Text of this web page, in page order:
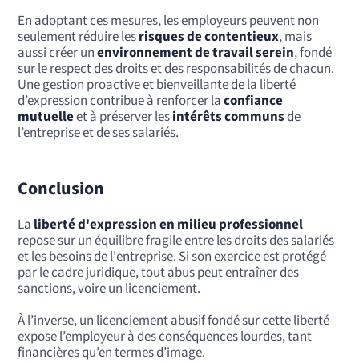
En adoptant ces mesures, les employeurs peuvent non
seulement réduire lesrisques de contentieux, mais
aussi créer unenvironnement de travail serein, fondé
sur le respect des droits et des responsabilités de chacun.
Une gestion proactive et bienveillante de la liberté
d’expression contribue à renforcer laconfiance
mutuelleet à préserver lesintérêts communsde
l’entreprise et de ses salariés.
Conclusion
La liberté d'expression en milieu professionnel
repose sur un équilibre fragile entre les droits des salariés
et les besoins de l'entreprise. Si son exercice est protégé
par le cadre juridique, tout abus peut entraîner des
sanctions, voire un licenciement.
À l’inverse, un licenciement abusif fondé sur cette liberté
expose l’employeur à des conséquences lourdes, tant
financières qu’en termes d’image.